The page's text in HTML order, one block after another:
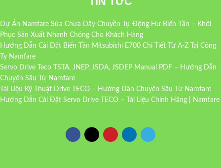
Dự Án Namfare Sửa Chữa Dây Chuyền Tự Động Hư Biến Tần – Khôi
Phục Sản Xuất Nhanh Chóng Cho Khách Hàng
Hướng Dẫn Cài Đặt Biến Tần Mitsubishi E700 Chi Tiết Từ A-Z Tại Công
Ty Namfare
Servo Drive Teco TSTA, JNEP, JSDA, JSDEP Manual PDF – Hướng Dẫn
Chuyên Sâu Từ Namfare
Tài Liệu Kỹ Thuật Drive TECO – Hướng Dẫn Chuyên Sâu Từ Namfare
Hướng Dẫn Cài Đặt Servo Drive TECO – Tài Liệu Chính Hãng | Namfare